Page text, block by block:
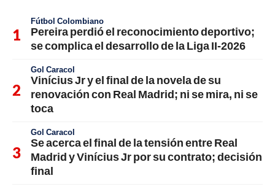
Fútbol Colombiano
Pereira perdió el reconocimiento deportivo;
se complica el desarrollo de la Liga II-2026
Gol Caracol
Vinícius Jr y el final de la novela de su
renovación con Real Madrid; ni se mira, ni se
toca
Gol Caracol
Se acerca el final de la tensión entre Real
Madrid y Vinícius Jr por su contrato; decisión
final